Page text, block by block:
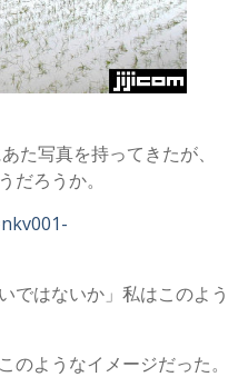
た写真を持ってきたが、
だろうか。
ではないか」私はこのよう
のようなイメージだった。